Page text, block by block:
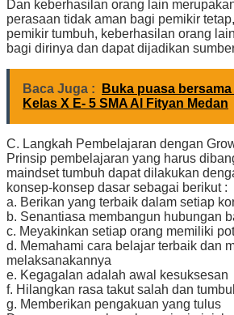
Dan keberhasilan orang lain
perasaan tidak aman bagi pemikir
pemikir tumbuh, keberhasilan orang
bagi dirinya dan dapat dijadikan
Baca Juga :
Buka puasa
Kelas X E- 5 SMA Al Fityan Medan
C. Langkah Pembelajaran dengan
Prinsip pembelajaran yang harus
maindset tumbuh dapat dilakukan
konsep-konsep dasar sebagai berikut :
a. Berikan yang terbaik dalam setiap
b. Senantiasa membangun hubungan
c. Meyakinkan setiap orang memiliki
d. Memahami cara belajar terbaik dan
melaksanakannya
e. Kegagalan adalah awal kesuksesan
f. Hilangkan rasa takut salah dan
g. Memberikan pengakuan yang tulus